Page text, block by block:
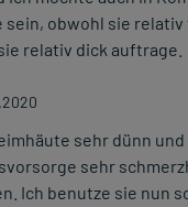
obwohl sie
relativ dick auftrage.
sehr dünn
sehr
Ich benutze sie nun